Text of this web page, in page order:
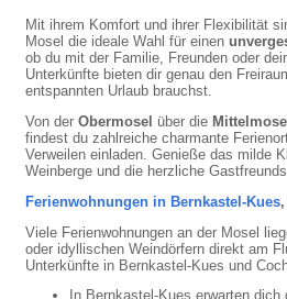
Mit ihrem Komfort und ihrer Flexibilität
Mosel die ideale Wahl für einen
ob du mit der Familie, Freunden oder
Unterkünfte bieten dir genau den
entspannten Urlaub brauchst.
Von derObermosel über die Mittelmosel
findest du zahlreiche charmante
Verweilen einladen. Genieße das milde
Weinberge und die herzliche
Ferienwohnungen in Bernkastel-Kues
Viele Ferienwohnungen an der Mosel
oder idyllischen Weindörfern direkt am
Unterkünfte in Bernkastel-Kues und
In Bernkastel-Kues erwarten dich